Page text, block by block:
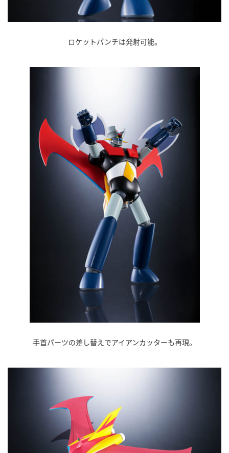
ロケットパンチは発射可能。
手首パーツの差し替えでアイアンカッターも再現。